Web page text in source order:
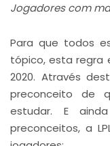
Jogadores com
Para que todos
tópico, esta regra
2020. Através
preconceito de
estudar. E
preconceitos, a